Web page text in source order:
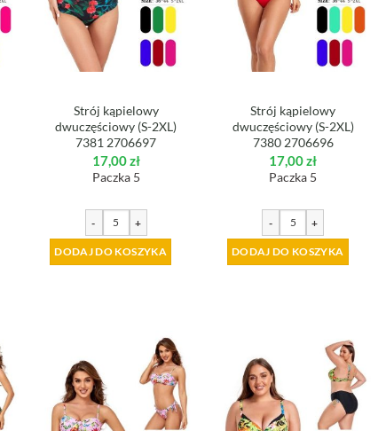
Strój kąpielowy
dwuczęściowy (S-2XL)
7381 2706697
17,00zł
Paczka 5
- +
DODAJ DO KOSZYKA
Strój kąpielowy
dwuczęściowy (S-2XL)
7380 2706696
17,00zł
Paczka 5
- +
DODAJ DO KOSZYKA